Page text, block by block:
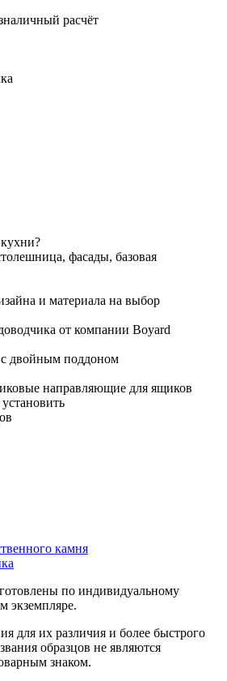
расчёт
фасады, базовая
и материала на выбор
от компании Boyard
двойным поддоном
направляющие для ящиков
камня
по индивидуальному
экземпляре.
для их различия и более быстрого
образцов не являются
знаком.